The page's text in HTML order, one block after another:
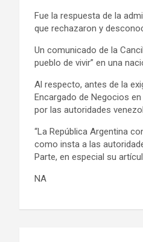
Fue la respuesta de la
que rechazaron y
Un comunicado de la
pueblo de vivir” en una
Al respecto, antes de la
Encargado de Negocios
por las autoridades
“La República Argentina
como insta a las
Parte, en especial su
NA